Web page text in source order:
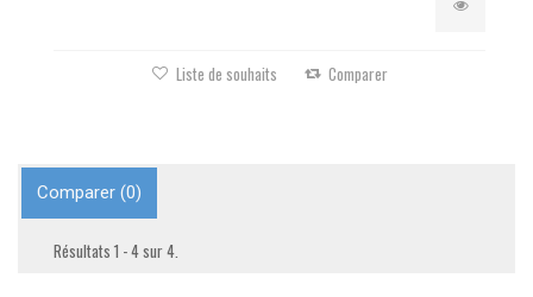
Liste de souhaits Comparer
Comparer (0)
Résultats 1 - 4 sur 4.